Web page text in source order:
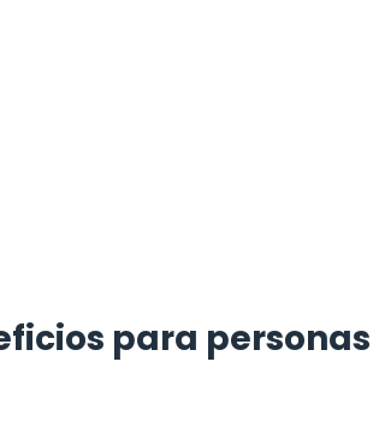
para personas